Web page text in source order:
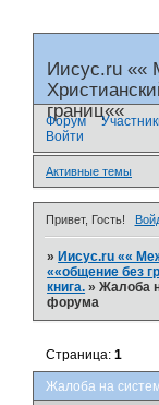
Иисус.ru ««
границ««
Форум
Войти
Активные темы
Привет, Гость!
»Иисус.ru ««
««общение без
книга. »Жалоба
форума
Жалоба на
Страница:1